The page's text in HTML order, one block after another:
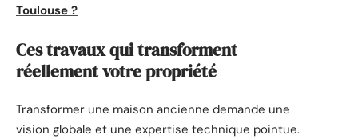
Toulouse ?
Ces travaux qui transforment
réellement votre propriété
Transformer une maison ancienne demande une
vision globale et une expertise technique pointue.